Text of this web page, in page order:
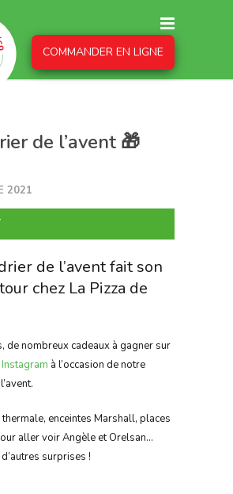
COMMANDER EN LIGNE
de l’avent 🎁
2021
de l’avent fait son
chez La Pizza de
de nombreux cadeaux à gagner sur
Instagram à l’occasion de notre
enceintes Marshall, places
aller voir Angèle et Orelsan…
surprises !